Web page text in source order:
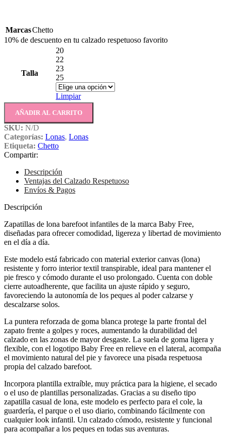
MarcasChetto
10% de descuento en tu calzado respetuoso favorito
Talla
20
22
23
25
Limpiar
AÑADIR AL CARRITO
SKU: N/D
Categorías: Lonas, Lonas
Etiqueta: Chetto
Compartir:
Descripción
Ventajas del Calzado Respetuoso
Envíos & Pagos
Descripción
Zapatillas de lona barefoot infantiles de la marca Baby Free,
diseñadas para ofrecer comodidad, ligereza y libertad de movimiento
en el día a día.
Este modelo está fabricado con material exterior canvas (lona)
resistente y forro interior textil transpirable, ideal para mantener el
pie fresco y cómodo durante el uso prolongado. Cuenta con doble
cierre autoadherente, que facilita un ajuste rápido y seguro,
favoreciendo la autonomía de los peques al poder calzarse y
descalzarse solos.
La puntera reforzada de goma blanca protege la parte frontal del
zapato frente a golpes y roces, aumentando la durabilidad del
calzado en las zonas de mayor desgaste. La suela de goma ligera y
flexible, con el logotipo Baby Free en relieve en el lateral, acompaña
el movimiento natural del pie y favorece una pisada respetuosa
propia del calzado barefoot.
Incorpora plantilla extraíble, muy práctica para la higiene, el secado
o el uso de plantillas personalizadas. Gracias a su diseño tipo
zapatilla casual de lona, este modelo es perfecto para el cole, la
guardería, el parque o el uso diario, combinando fácilmente con
cualquier look infantil. Un calzado cómodo, resistente y funcional
para acompañar a los peques en todas sus aventuras.